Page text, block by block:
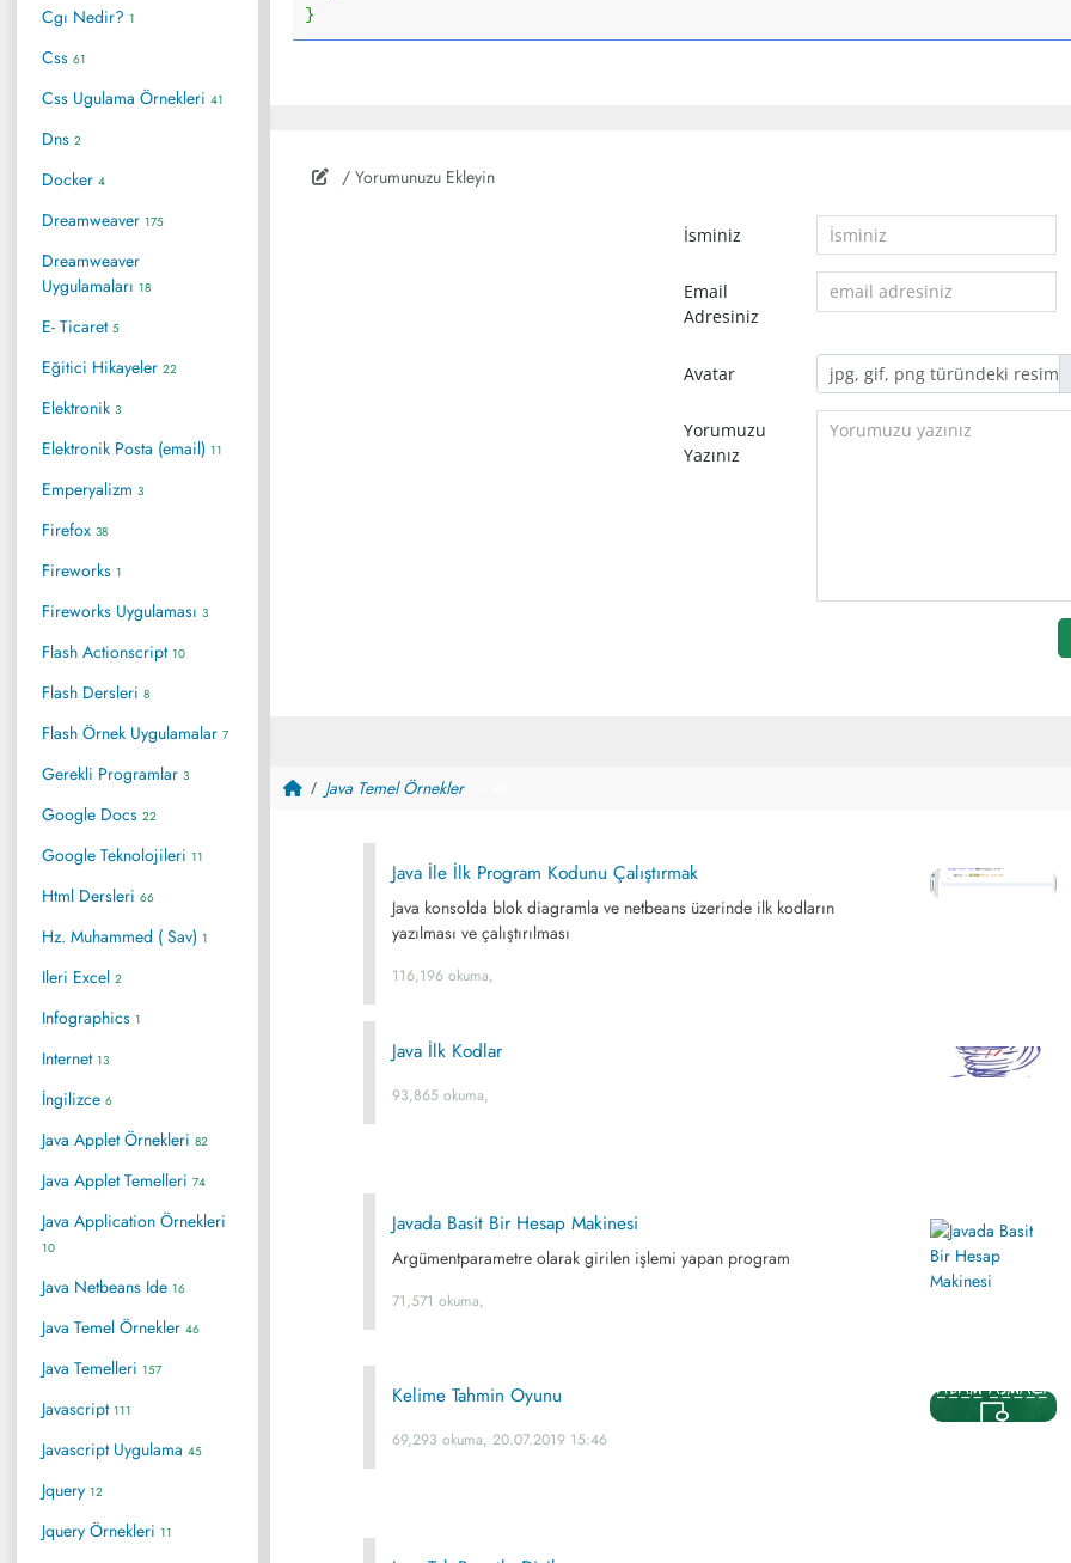
Cgı Nedir? 1
Css 61
Css Ugulama Örnekleri 41
Dns 2
Docker 4
Dreamweaver 175
Dreamweaver
Uygulamaları 18
E- Ticaret 5
Eğitici Hikayeler 22
Elektronik 3
Elektronik Posta (email) 11
Emperyalizm 3
Firefox 38
Fireworks 1
Fireworks Uygulaması 3
Flash Actionscript 10
Flash Dersleri 8
Flash Örnek Uygulamalar 7
Gerekli Programlar 3
Google Docs 22
Google Teknolojileri 11
Html Dersleri 66
Hz. Muhammed ( Sav) 1
Ileri Excel 2
Infographics 1
Internet 13
İngilizce 6
Java Applet Örnekleri 82
Java Applet Temelleri 74
Java Application Örnekleri
10
Java Netbeans Ide 16
Java Temel Örnekler 46
Java Temelleri 157
Javascript 111
Javascript Uygulama 45
Jquery 12
Jquery Örnekleri 11
}
/ Yorumunuzu Ekleyin
İsminiz
Email
Adresiniz
Avatar
Yorumuzu
Yazınız
Java Temel Örnekler
Java İle İlk Program Kodunu Çalıştırmak
Java konsolda blok diagramla ve netbeans üzerinde ilk kodların
yazılması ve çalıştırılması
116,196 okuma,
Java İlk Kodlar
93,865 okuma,
Javada Basit Bir Hesap Makinesi
Argümentparametre olarak girilen işlemi yapan program
71,571 okuma,
Kelime Tahmin Oyunu
69,293 okuma, 20.07.2019 15:46